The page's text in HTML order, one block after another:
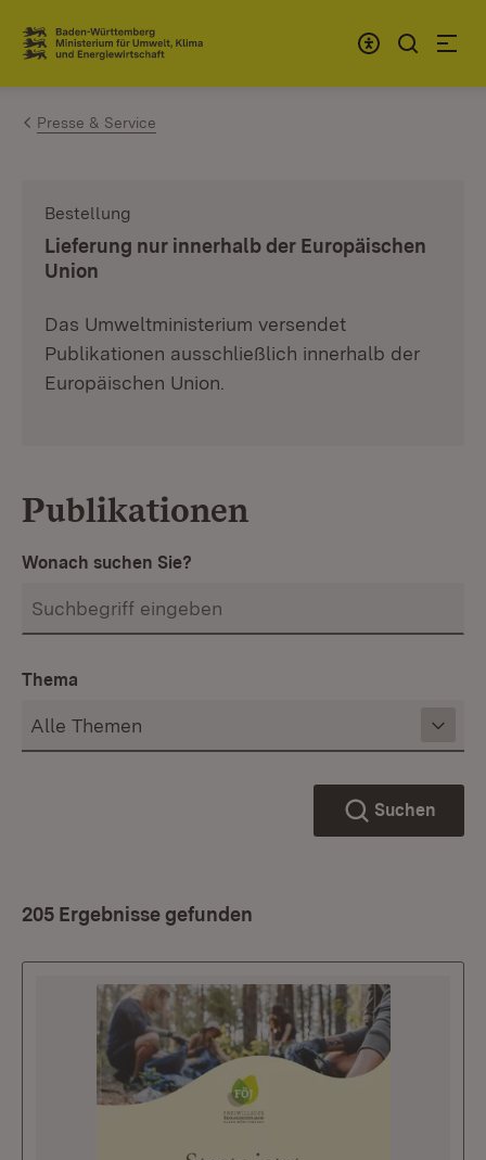
Zum Inhalt springen
Link zur Startseite
Presse & Service
Bestellung
Lieferung nur innerhalb der Europäischen
Union
Das Umweltministerium versendet
Publikationen ausschließlich innerhalb der
Europäischen Union.
Publikationen
Wonach suchen Sie?
Thema
Suchen
205 Ergebnisse gefunden